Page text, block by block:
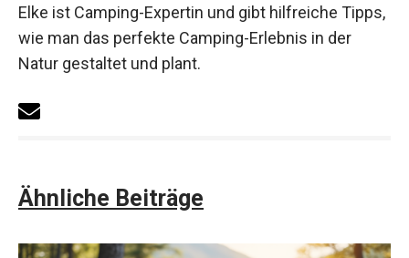
Elke ist Camping-Expertin und gibt hilfreiche Tipps,
wie man das perfekte Camping-Erlebnis in der
Natur gestaltet und plant.
Ähnliche Beiträge